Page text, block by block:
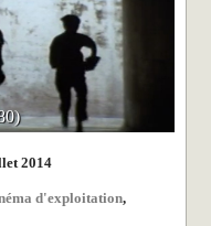
2014
d'exploitation,